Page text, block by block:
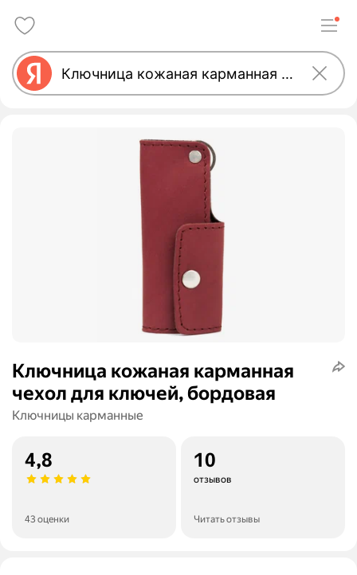
Ключница кожаная карманная
чехол для ключей, бордовая
Ключницы карманные
4,8
43 оценки
10
отзывов
Читать отзывы